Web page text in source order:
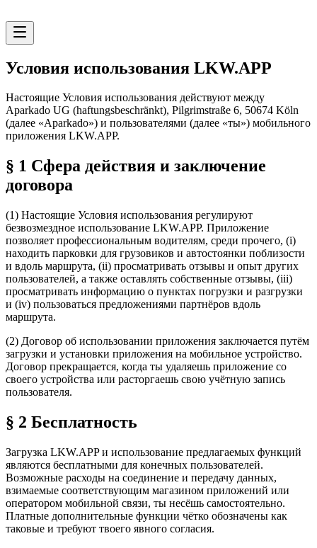
Условия использования LKW.APP
Настоящие Условия использования действуют между
Aparkado UG (haftungsbeschränkt), Pilgrimstraße 6, 50674 Köln
(далее «Aparkado») и пользователями (далее «ты») мобильного
приложения LKW.APP.
§ 1 Сфера действия и заключение
договора
(1) Настоящие Условия использования регулируют
безвозмездное использование LKW.APP. Приложение
позволяет профессиональным водителям, среди прочего, (i)
находить парковки для грузовиков и автостоянки поблизости
и вдоль маршрута, (ii) просматривать отзывы и опыт других
пользователей, а также оставлять собственные отзывы, (iii)
просматривать информацию о пунктах погрузки и разгрузки
и (iv) пользоваться предложениями партнёров вдоль
маршрута.
(2) Договор об использовании приложения заключается путём
загрузки и установки приложения на мобильное устройство.
Договор прекращается, когда ты удаляешь приложение со
своего устройства или расторгаешь свою учётную запись
пользователя.
§ 2 Бесплатность
Загрузка LKW.APP и использование предлагаемых функций
являются бесплатными для конечных пользователей.
Возможные расходы на соединение и передачу данных,
взимаемые соответствующим магазином приложений или
оператором мобильной связи, ты несёшь самостоятельно.
Платные дополнительные функции чётко обозначены как
таковые и требуют твоего явного согласия.